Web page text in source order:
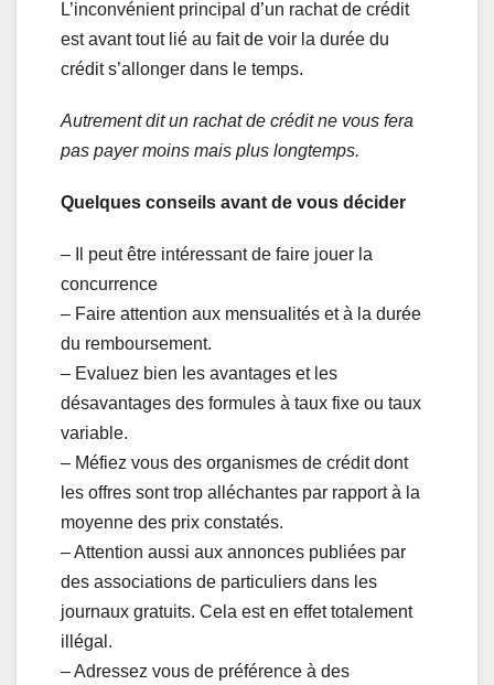
L’inconvénient principal d’un rachat de crédit
est avant tout lié au fait de voir la durée du
crédit s’allonger dans le temps.
Autrement dit un rachat de crédit ne vous fera
pas payer moins mais plus longtemps.
Quelques conseils avant de vous décider
– Il peut être intéressant de faire jouer la
concurrence
– Faire attention aux mensualités et à la durée
du remboursement.
– Evaluez bien les avantages et les
désavantages des formules à taux fixe ou taux
variable.
– Méfiez vous des organismes de crédit dont
les offres sont trop alléchantes par rapport à la
moyenne des prix constatés.
– Attention aussi aux annonces publiées par
des associations de particuliers dans les
journaux gratuits. Cela est en effet totalement
illégal.
– Adressez vous de préférence à des